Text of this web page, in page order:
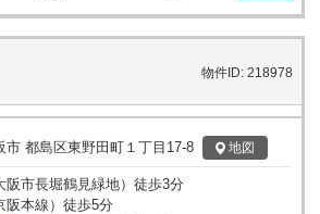
物件ID: 218978
市 都島区東野田町１丁目17-8 地図
阪市長堀鶴見緑地） 徒歩3分
阪本線 ） 徒歩5分